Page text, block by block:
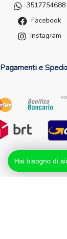
3517754688
Facebook
Instagram
Pagamenti e
Hai bisogno di